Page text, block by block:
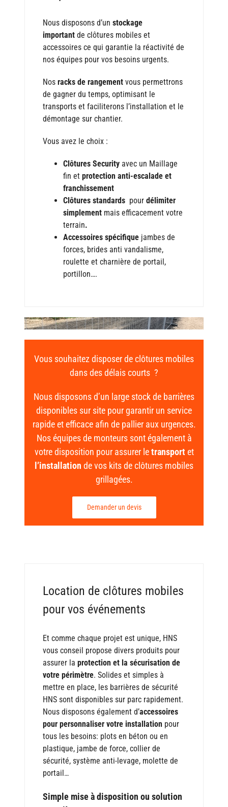
Nous disposons d’unstockage
important de clôtures mobiles et
accessoires ce qui garantie la réactivité de
nos équipes pour vos besoins urgents.
Nos racks de rangement vous permettrons
de gagner du temps, optimisant le
transports et faciliterons l’installation et le
démontage sur chantier.
Vous avez le choix :
Clôtures Security avec un Maillage
fin etprotection anti-escalade et
franchissement
Clôtures standards pourdélimiter
simplement mais efficacement votre
terrain.
Accessoires spécifique jambes de
forces, brides anti vandalisme,
roulette et charnière de portail,
portillon….
Vous souhaitez disposer de clôtures mobiles
dans des délais courts ?
Nous disposons d’un large stock de barrières
disponibles sur site pour garantir un service
rapide et efficace afin de pallier aux urgences.
Nos équipes de monteurs sont également à
votre disposition pour assurer letransportet
l’installation de vos kits de clôtures mobiles
grillagées.
Demander un devis
Location de clôtures mobiles
pour vos événements
Et comme chaque projet est unique, HNS
vous conseil propose divers produits pour
assurer laprotection et la sécurisation de
votre périmètre. Solides et simples à
mettre en place, les barrières de sécurité
HNS sont disponibles sur parc rapidement.
Nous disposons également d’accessoires
pour personnaliser votre installation pour
tous les besoins: plots en béton ou en
plastique, jambe de force, collier de
sécurité, système anti-levage, molette de
portail…
Simple mise à disposition ou solution